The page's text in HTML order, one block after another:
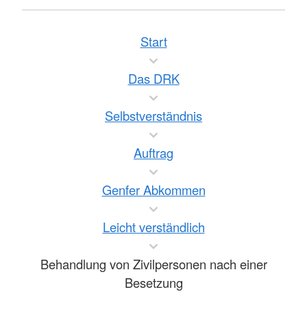
Start
Das DRK
Selbstverständnis
Auftrag
Genfer Abkommen
Leicht verständlich
Behandlung von Zivilpersonen nach einer
Besetzung